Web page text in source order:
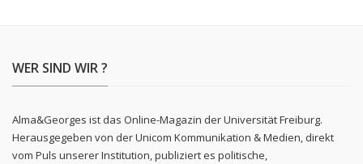
WER SIND WIR ?
Alma&Georges ist das Online-Magazin der Universität Freiburg.
Herausgegeben von der Unicom Kommunikation & Medien, direkt
vom Puls unserer Institution, publiziert es politische,